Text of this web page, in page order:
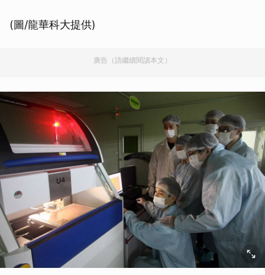
(圖/龍華科大提供)
廣告（請繼續閱讀本文）